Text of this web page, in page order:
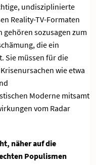
undisziplinierte
Reality-TV-Formaten
gehören sozusagen zum
die ein
Sie müssen für die
wie etwa
Moderne mitsamt
vom Radar
näher auf die
Populismen